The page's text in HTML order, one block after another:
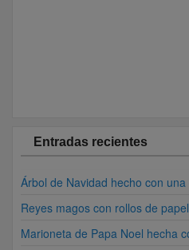
Entradas recientes
Árbol de Navidad hecho con
Reyes magos con rollos de papel
Marioneta de Papa Noel hecha